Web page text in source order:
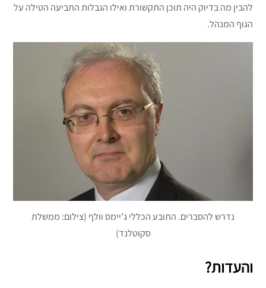
להבין מה בדיוק היה תוכן התקשורת ואילו הגבלות התביעה הטילה על
הגוף המנהל.
נדרש להסברים. התובע הכללי ג’יימס וולף (צילום: ממשלת
סקוטלנד)
והעדות?